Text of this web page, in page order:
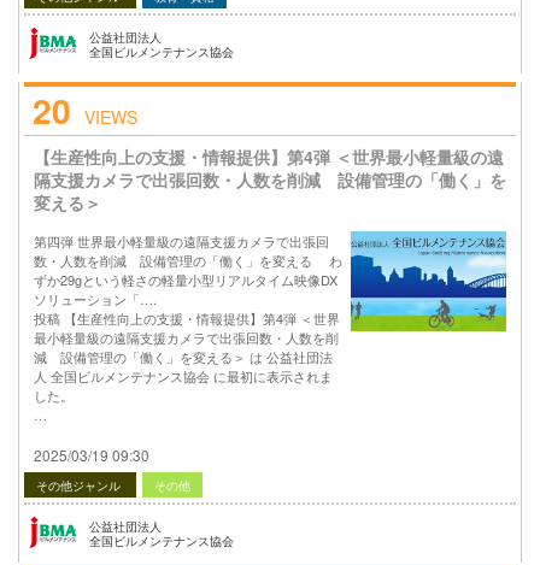
公益社団法人
全国ビルメンテナンス協会
20 VIEWS
【生産性向上の支援・情報提供】第4弾 ＜世界最小軽量級の遠
隔支援カメラで出張回数・人数を削減 設備管理の「働く」を
変える＞
第四弾 世界最小軽量級の遠隔支援カメラで出張回
数・人数を削減 設備管理の「働く」を変える わ
ずか29gという軽さの軽量小型リアルタイム映像DX
ソリューション「….
投稿 【生産性向上の支援・情報提供】第4弾 ＜世界
最小軽量級の遠隔支援カメラで出張回数・人数を削
減 設備管理の「働く」を変える＞ は 公益社団法
人 全国ビルメンテナンス協会 に最初に表示されま
した。
2025/03/19 09:30
その他ジャンル その他
公益社団法人
全国ビルメンテナンス協会